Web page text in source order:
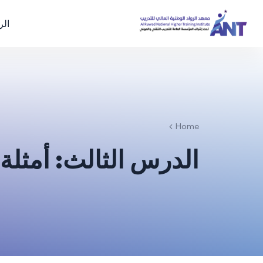
Home
الدرس الثالث: